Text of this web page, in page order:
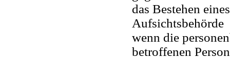
das Bestehen
Aufsichtsbehörde
wenn die
betroffenen